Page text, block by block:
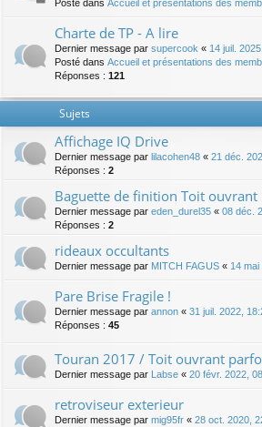
Posté dans Accueil et présentations des
Charte de TP - A lire
Dernier message par supercook « 14 juil.
Posté dans Accueil et présentations des
Réponses : 121
Sujets
Affichage IQ Drive
Dernier message par lilacohen48 « 21 déc.
Réponses : 2
Baguette de finition Toit ouvrant
Dernier message par eden_durel35 « 08 déc.
Réponses : 2
rideaux occultants
Dernier message par MITCH FAGUS « 14
Pare Brise Fragile !
Dernier message par annon « 31 juil. 2022,
Réponses : 45
Touran 2017 / Toit ouvrant
Dernier message par Labse « 20 févr. 2022,
retroviseur exterieur
Dernier message par mig95fr « 28 oct. 2020,